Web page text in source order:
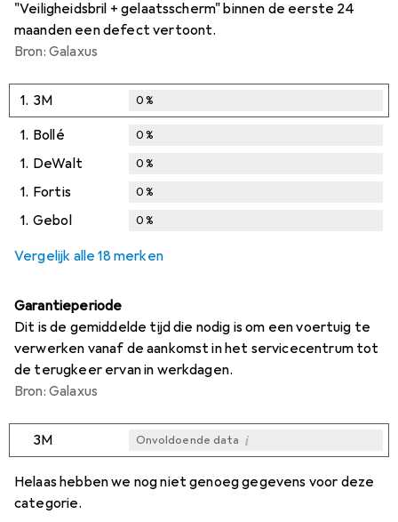
"Veiligheidsbril + gelaatsscherm" binnen de eerste 24
maanden een defect vertoont.
Bron: Galaxus
1. 3M 0%
1. Bollé 0%
1. DeWalt 0%
1. Fortis 0%
1. Gebol 0%
Vergelijk alle 18 merken
Garantieperiode
Dit is de gemiddelde tijd die nodig is om een voertuig te
verwerken vanaf de aankomst in het servicecentrum tot
de terugkeer ervan in werkdagen.
Bron: Galaxus
3M Onvoldoende data i
Helaas hebben we nog niet genoeg gegevens voor deze
categorie.